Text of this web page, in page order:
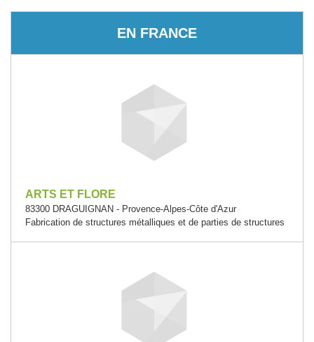
EN FRANCE
ARTS ET FLORE
83300 DRAGUIGNAN - Provence-Alpes-Côte d'Azur
Fabrication de structures métalliques et de parties de structures